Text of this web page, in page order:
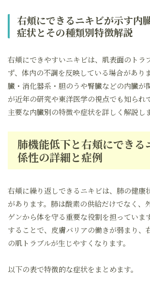
右頬にできるニキビが示す内
症状とその種類別特徴解説
右頬にできやすいニキビは、肌表面のトラ
ず、体内の不調を反映している場合があり
臓・消化器系・胆のうや腎臓などの内臓が
が近年の研究や東洋医学の視点でも知られ
主要な内臓別の特徴や症状を詳しく解説し
肺機能低下と右頬にできる
係性の詳細と症例
右頬に繰り返しできるニキビは、肺の健康
があります。肺は酸素の供給だけでなく、
ゲンから体を守る重要な役割を担っていま
することで、皮膚バリアの働きが弱まり、
の肌トラブルが生じやすくなります。
以下の表で特徴的な症状をまとめます。